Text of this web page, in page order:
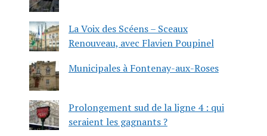
La Voix des Scéens – Sceaux
Renouveau, avec Flavien Poupinel
Municipales à Fontenay-aux-Roses
Prolongement sud de la ligne 4 : qui
seraient les gagnants ?